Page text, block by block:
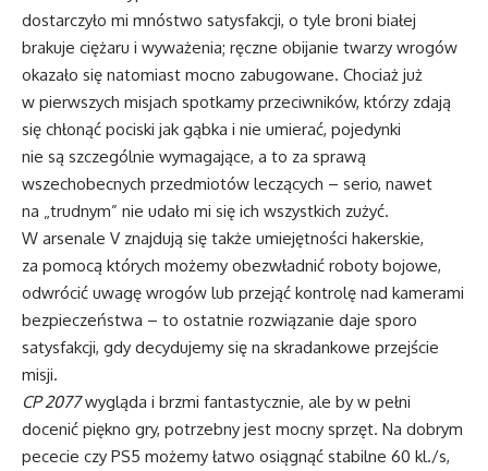
dostarczyło mi mnóstwo satysfakcji, o tyle broni białej
brakuje ciężaru i wyważenia; ręczne obijanie twarzy wrogów
okazało się natomiast mocno zabugowane. Chociaż już
w pierwszych misjach spotkamy przeciwników, którzy zdają
się chłonąć pociski jak gąbka i nie umierać, pojedynki
nie są szczególnie wymagające, a to za sprawą
wszechobecnych przedmiotów leczących – serio, nawet
na „trudnym” nie udało mi się ich wszystkich zużyć.
W arsenale V znajdują się także umiejętności hakerskie,
za pomocą których możemy obezwładnić roboty bojowe,
odwrócić uwagę wrogów lub przejąć kontrolę nad kamerami
bezpieczeństwa – to ostatnie rozwiązanie daje sporo
satysfakcji, gdy decydujemy się na skradankowe przejście
misji.
CP 2077wygląda i brzmi fantastycznie, ale by w pełni
docenić piękno gry, potrzebny jest mocny sprzęt. Na dobrym
pececie czy PS5 możemy łatwo osiągnąć stabilne 60 kl./s,